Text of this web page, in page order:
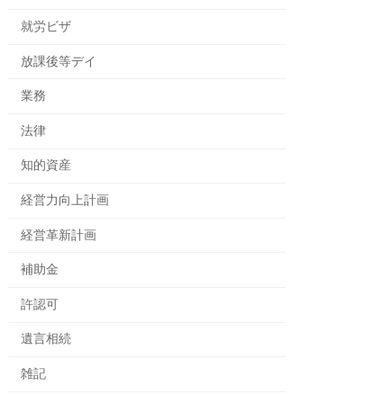
就労ビザ
放課後等デイ
業務
法律
知的資産
経営力向上計画
経営革新計画
補助金
許認可
遺言相続
雑記